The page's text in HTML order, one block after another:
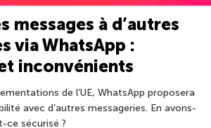
messages à d’autres
via WhatsApp :
inconvénients
de l’UE, WhatsApp proposera
avec d’autres messageries. En avons-
ce sécurisé ?